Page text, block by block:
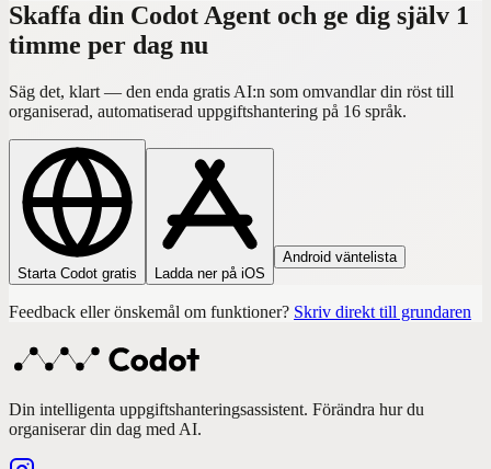
Skaffa din Codot Agent och ge dig själv 1
timme per dag nu
Säg det, klart — den enda gratis AI:n som omvandlar din röst till
organiserad, automatiserad uppgiftshantering på 16 språk.
Starta Codot gratis Ladda ner på iOS
Android väntelista
Feedback eller önskemål om funktioner? Skriv direkt till grundaren
Din intelligenta uppgiftshanteringsassistent. Förändra hur du
organiserar din dag med AI.